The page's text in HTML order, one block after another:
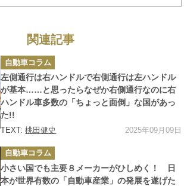
関連記事
カ
テ
ゴ
リ
ー
自動車コラム
左側通行は右ハンドルで右側通行は左ハンドル
が基本……と思ったらなぜか右側通行なのに右
ハンドル車多数の「ちょっと面倒」な国があっ
た!!
TEXT:桃田健史 2025年09月09日
カ
テ
ゴ
リ
ー
自動車コラム
小さい国でも主要８メーカーがひしめく！ 日
本が世界有数の「自動車産業」の発展を遂げた